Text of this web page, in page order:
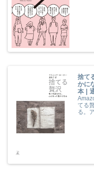
捨て
かに
本 |
てる
る。